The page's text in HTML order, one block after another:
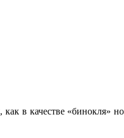
в качестве «бинокля»